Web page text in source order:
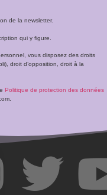
de la newsletter.
qui y figure.
vous disposez des droits
droit d’opposition, droit à la
Politique de protection des données